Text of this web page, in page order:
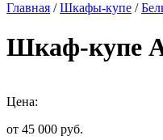
Главная /Шкафы-купе /
Шкаф-купе
Цена:
от 45 000 руб.